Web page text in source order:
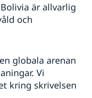
är allvarlig
och
globala arenan
Vi
kring skrivelsen